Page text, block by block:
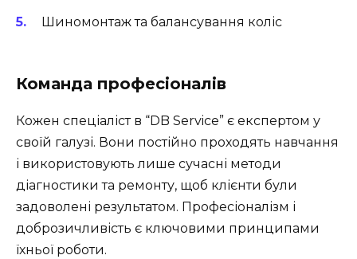
Шиномонтаж та балансування коліс
Команда професіоналів
Кожен спеціаліст в “DB Service” є експертом у
своїй галузі. Вони постійно проходять навчання
і використовують лише сучасні методи
діагностики та ремонту, щоб клієнти були
задоволені результатом. Професіоналізм і
доброзичливість є ключовими принципами
їхньої роботи.